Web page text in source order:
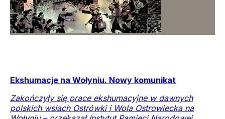
Ekshumacje na Wołyniu. Nowy komunikat
Zakończyły się prace ekshumacyjne w dawnych
polskich wsiach Ostrówki i Wola Ostrowiecka na